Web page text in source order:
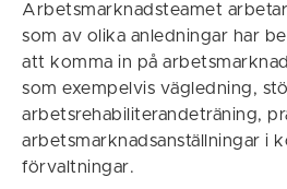
Arbetsmarknadsteamet
som av olika anledningar har
att komma in på
som exempelvis vägledning,
arbetsrehabiliterandeträning,
arbetsmarknadsanställningar i
förvaltningar.